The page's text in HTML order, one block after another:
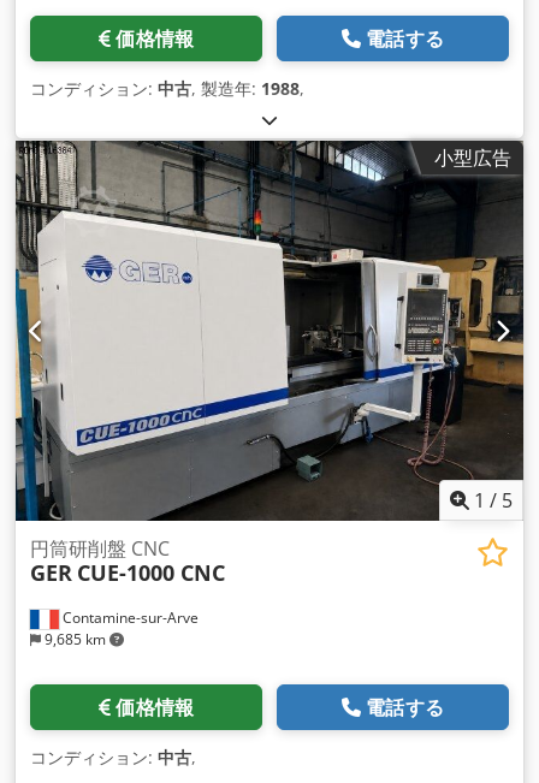
価格情報 電話する
コンディション: 中古, 製造年: 1988,
小型広告
1 / 5
Contamine-sur-Arve
9,685 km
円筒研削盤 CNC
GER CUE-1000 CNC
価格情報 電話する
コンディション: 中古,